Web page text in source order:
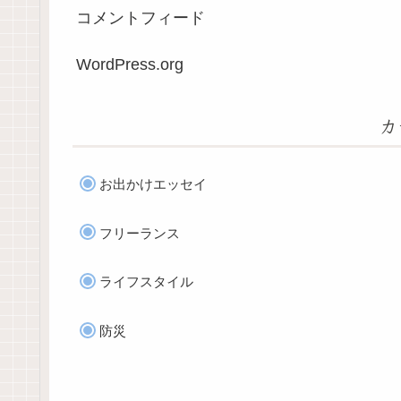
コメントフィード
WordPress.org
お出かけエッセイ
フリーランス
ライフスタイル
防災